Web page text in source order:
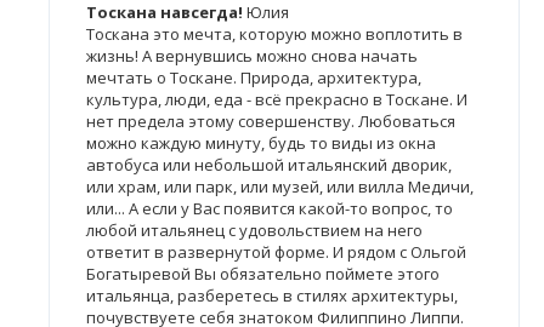
Тоскана навсегда! Юлия
Тоскана это мечта, которую можно воплотить в
жизнь! А вернувшись можно снова начать
мечтать о Тоскане. Природа, архитектура,
культура, люди, еда - всё прекрасно в Тоскане. И
нет предела этому совершенству. Любоваться
можно каждую минуту, будь то виды из окна
автобуса или небольшой итальянский дворик,
или храм, или парк, или музей, или вилла Медичи,
или... А если у Вас появится какой-то вопрос, то
любой итальянец с удовольствием на него
ответит в развернутой форме. И рядом с Ольгой
Богатыревой Вы обязательно поймете этого
итальянца, разберетесь в стилях архитектуры,
почувствуете себя знатоком Филиппино Липпи.